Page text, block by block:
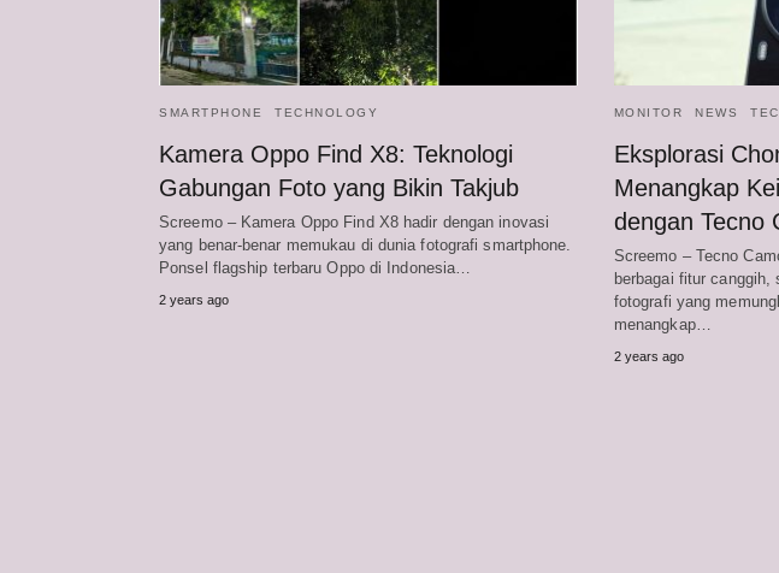
SMARTPHONE TECHNOLOGY
Kamera Oppo Find X8: Teknologi
Gabungan Foto yang Bikin Takjub
Screemo – Kamera Oppo Find X8 hadir dengan inovasi
yang benar-benar memukau di dunia fotografi smartphone.
Ponsel flagship terbaru Oppo di Indonesia…
2 years ago
MONITOR NEWS
Eksplorasi
Menangkap
dengan Tecno
Screemo – Tecno
berbagai fitur canggih,
fotografi yang
menangkap…
2 years ago